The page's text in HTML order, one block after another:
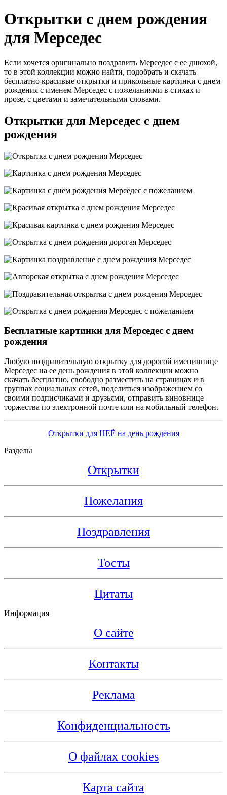
Открытки с днем рождения
для Мерседес
Если хочется оригинально поздравить Мерседес с ее днюхой,
то в этой коллекции можно найти, подобрать и скачать
бесплатно красивые открытки и прикольные картинки с днем
рождения с именем Мерседес с пожеланиями в стихах и
прозе, с цветами и замечательными словами.
Открытки для Мерседес с днем
рождения
Бесплатные картинки для Мерседес с днем
рождения
Любую поздравительную открытку для дорогой имениннице
Мерседес на ее день рождения в этой коллекции можно
скачать бесплатно, свободно разместить на страницах и в
группах социальных сетей, поделиться изображением со
своими подписчиками и друзьями, отправить виновнице
торжества по электронной почте или на мобильный телефон.
Открытки для НЕЁ на день рождения
Разделы
Открытки
Пожелания
Поздравления
Тосты
Цитаты
Информация
О сайте
Контакты
Реклама
Конфиденциальность
О файлах cookies
Карта сайта